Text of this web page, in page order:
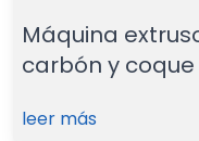
Máquina
carbón y
leer más